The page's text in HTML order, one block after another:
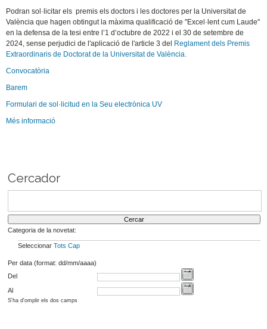
Podran sol·licitar els premis els doctors i les doctores per la Universitat de
València que hagen obtingut la màxima qualificació de "Excel·lent cum Laude"
en la defensa de la tesi entre l’1 d’octubre de 2022 i el 30 de setembre de
2024, sense perjudici de l'aplicació de l'article 3 del
Reglament dels Premis
Extraordinaris de Doctorat de la Universitat de València.
Convocatòria
Barem
Formulari de sol·licitud en la Seu electrònica UV
Més informació
Cercador
Categoria de la novetat:
Seleccionar Tots Cap
Per data (format: dd/mm/aaaa)
Del
Al
S'ha d'omplir els dos camps